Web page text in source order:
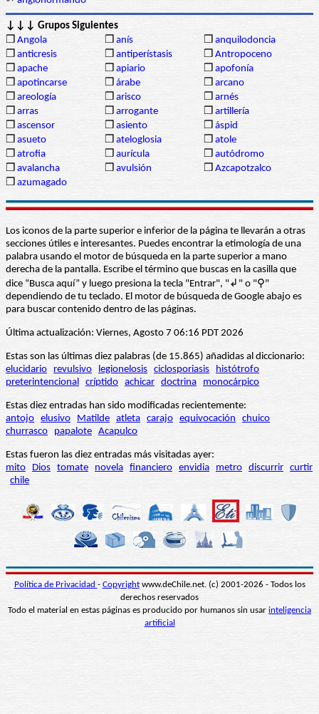
↓↓↓ Grupos Siguientes
❒ Angola ❒ anís ❒ anquilodoncia
❒ anticresis ❒ antiperístasis ❒ Antropoceno
❒ apache ❒ apiario ❒ apofonía
❒ apotincarse ❒ árabe ❒ arcano
❒ areología ❒ arisco ❒ arnés
❒ arras ❒ arrogante ❒ artillería
❒ ascensor ❒ asiento ❒ áspid
❒ asueto ❒ ateloglosia ❒ atole
❒ atrofia ❒ aurícula ❒ autódromo
❒ avalancha ❒ avulsión ❒ Azcapotzalco
❒ azumagado
Los iconos de la parte superior e inferior de la página te llevarán a otras
secciones útiles e interesantes. Puedes encontrar la etimología de una
palabra usando el motor de búsqueda en la parte superior a mano
derecha de la pantalla. Escribe el término que buscas en la casilla que
dice “Busca aquí” y luego presiona la tecla "Entrar", "↲" o "⚲"
dependiendo de tu teclado. El motor de búsqueda de Google abajo es
para buscar contenido dentro de las páginas.
Última actualización: Viernes, Agosto 7 06:16 PDT 2026
Estas son las últimas diez palabras (de 15.865) añadidas al diccionario:
elucidario
revulsivo legionelosis ciclosporiasis
histótrofo
preterintencional críptido achicar doctrina monocárpico
Estas diez entradas han sido modificadas recientemente:
antojo elusivo Matilde atleta carajo equivocación
chuico
churrasco
papalote Acapulco
Estas fueron las diez entradas más visitadas ayer:
mito
Dios tomate novela financiero envidia metro discurrir curtir
chile
Política de Privacidad - Copyrightwww.deChile.net. (c) 2001-2026 - Todos los
derechos reservados
Todo el material en estas páginas es producido por humanos sin usar inteligencia
artificial